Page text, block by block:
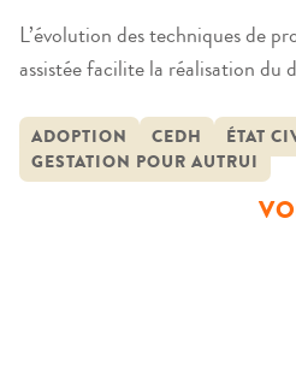
Perspective
et comparaison
L’évolution des techniques de
assistée facilite la réalisation du
entre les dispositifs juridiques
procréation assistée entraînent
mobilité transfrontalière des
ADOPTION CEDH
ÉTAT
GESTATION POUR AUTRUI